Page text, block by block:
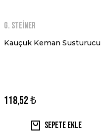
G. Steiner
Kauçuk Keman Susturucu
118,52 ₺
Sepete Ekle